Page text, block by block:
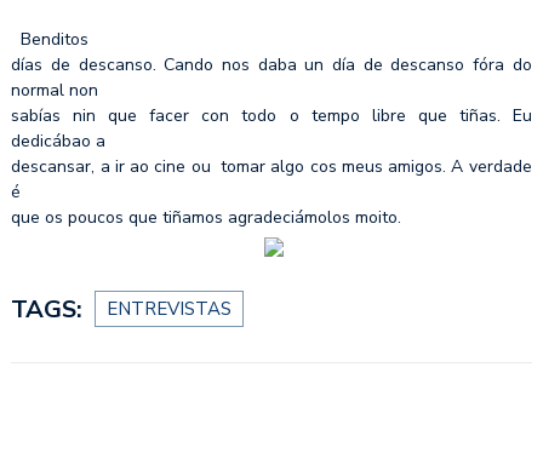
Benditos
días de descanso. Cando nos daba un día de descanso fóra do
normal non
sabías nin que facer con todo o tempo libre que tiñas. Eu
dedicábao a
descansar, a ir ao cine ou tomar algo cos meus amigos. A verdade
é
que os poucos que tiñamos agradeciámolos moito.
TAGS: ENTREVISTAS